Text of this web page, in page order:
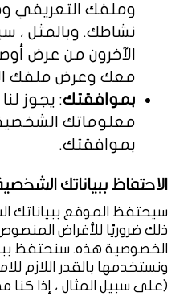
وملفك التعريفي
نشاطك. وبالمثل ،
الآخرون من عرض
معك وعرض ملفك
بموافقتك: يجوز
معلوماتك
بموافقتك.
الاحتفاظ ببياناتك
سيحتفظ الموقع ببياناتك
ذلك ضروريًا للأغراض
الخصوصية هذه. سنحتفظ
ونستخدمها بالقدر اللازم
(على سبيل المثال ، إذا كنا